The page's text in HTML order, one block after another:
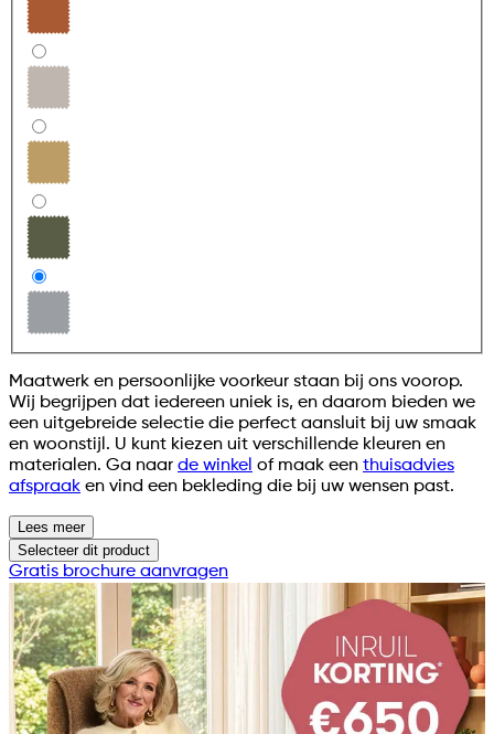
Maatwerk en persoonlijke voorkeur staan bij ons voorop.
Wij begrijpen dat iedereen uniek is, en daarom bieden we
een uitgebreide selectie die perfect aansluit bij uw smaak
en woonstijl. U kunt kiezen uit verschillende kleuren en
materialen. Ga naar de winkel of maak een thuisadvies
afspraak en vind een bekleding die bij uw wensen past.
Lees meer
Selecteer dit product
Gratis brochure aanvragen